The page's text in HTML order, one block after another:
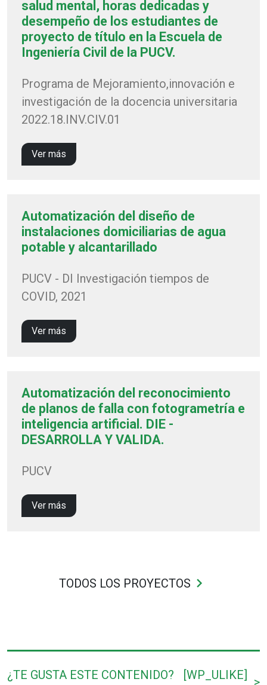
salud mental, horas dedicadas y
desempeño de los estudiantes de
proyecto de título en la Escuela de
Ingeniería Civil de la PUCV.
Programa de Mejoramiento,innovación e
investigación de la docencia universitaria
2022.18.INV.CIV.01
Ver más
Automatización del diseño de
instalaciones domiciliarias de agua
potable y alcantarillado
PUCV - DI Investigación tiempos de
COVID, 2021
Ver más
Automatización del reconocimiento
de planos de falla con fotogrametría e
inteligencia artificial. DIE -
DESARROLLA Y VALIDA.
PUCV
Ver más
TODOS LOS PROYECTOS keyboard_arrow_right
¿TE GUSTA ESTE CONTENIDO? [WP_ULIKE]
>